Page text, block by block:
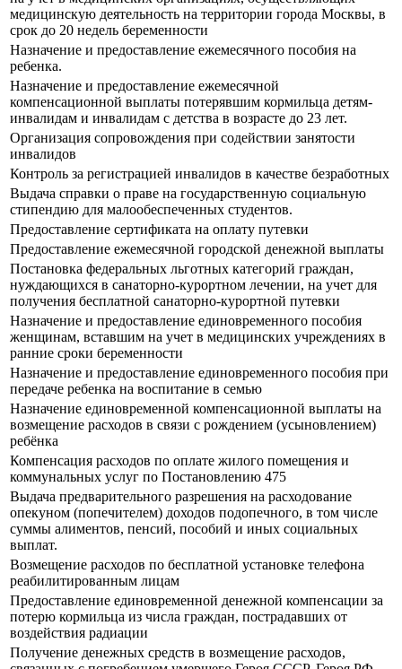
медицинскую деятельность на территории города Москвы, в
срок до 20 недель беременности
Назначение и предоставление ежемесячного пособия на
ребенка.
Назначение и предоставление ежемесячной
компенсационной выплаты потерявшим кормильца детям-
инвалидам и инвалидам с детства в возрасте до 23 лет.
Организация сопровождения при содействии занятости
инвалидов
Контроль за регистрацией инвалидов в качестве безработных
Выдача справки о праве на государственную социальную
стипендию для малообеспеченных студентов.
Предоставление сертификата на оплату путевки
Предоставление ежемесячной городской денежной выплаты
Постановка федеральных льготных категорий граждан,
нуждающихся в санаторно-курортном лечении, на учет для
получения бесплатной санаторно-курортной путевки
Назначение и предоставление единовременного пособия
женщинам, вставшим на учет в медицинских учреждениях в
ранние сроки беременности
Назначение и предоставление единовременного пособия при
передаче ребенка на воспитание в семью
Назначение единовременной компенсационной выплаты на
возмещение расходов в связи с рождением (усыновлением)
ребёнка
Компенсация расходов по оплате жилого помещения и
коммунальных услуг по Постановлению 475
Выдача предварительного разрешения на расходование
опекуном (попечителем) доходов подопечного, в том числе
суммы алиментов, пенсий, пособий и иных социальных
выплат.
Возмещение расходов по бесплатной установке телефона
реабилитированным лицам
Предоставление единовременной денежной компенсации за
потерю кормильца из числа граждан, пострадавших от
воздействия радиации
Получение денежных средств в возмещение расходов,